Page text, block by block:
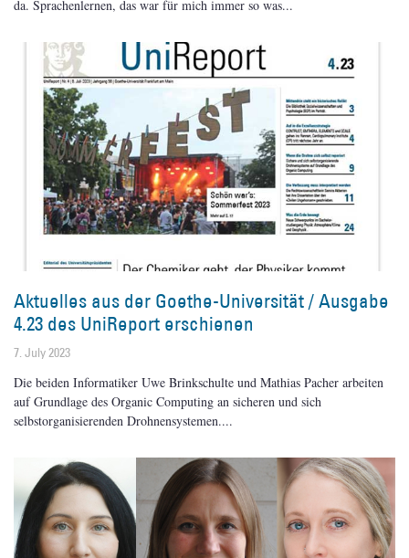
da. Sprachenlernen, das war für mich immer so was
Aktuelles aus der Goethe-Universität / Ausgabe
4.23 des UniReport erschienen
7. July 2023
Die beiden Informatiker Uwe Brinkschulte und Mathias Pacher arbeiten
auf Grundlage des Organic Computing an sicheren und sich
selbstorganisierenden Drohnensystemen.